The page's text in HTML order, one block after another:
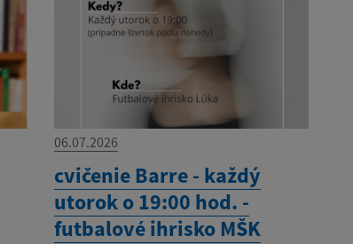
06.07.2026
cvičenie Barre - každý
utorok o 19:00 hod. -
futbalové ihrisko MŠK